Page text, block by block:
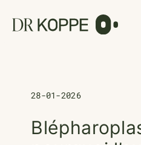
28-01-2026